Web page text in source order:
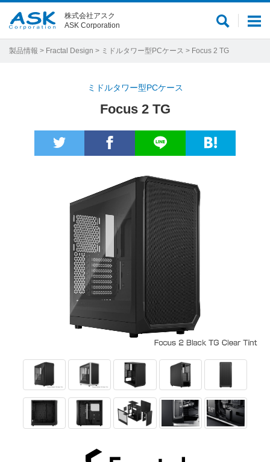
メ
サ
ト
株式会社アスク
ASK Corporation
製品情報 > Fractal Design > ミドルタワー型PCケース > Focus 2 TG
ミドルタワー型PCケース
Focus 2 TG